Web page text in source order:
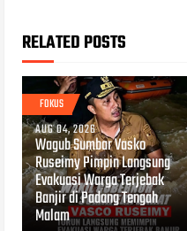
RELATED POSTS
FOKUS
AUG 04, 2026
Wagub Sumbar Vasko
Ruseimy Pimpin Langsung
Evakuasi Warga Terjebak
Banjir di Padang Tengah
Malam